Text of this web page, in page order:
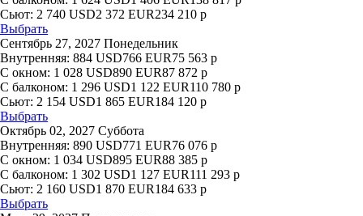
Сьют: 2 740 USD2 372 EUR234 210 р
Выбрать
Сентябрь 27, 2027 Понедельник
Внутренняя: 884 USD766 EUR75 563 р
С окном: 1 028 USD890 EUR87 872 р
С балконом: 1 296 USD1 122 EUR110 780 р
Сьют: 2 154 USD1 865 EUR184 120 р
Выбрать
Октябрь 02, 2027 Суббота
Внутренняя: 890 USD771 EUR76 076 р
С окном: 1 034 USD895 EUR88 385 р
С балконом: 1 302 USD1 127 EUR111 293 р
Сьют: 2 160 USD1 870 EUR184 633 р
Выбрать